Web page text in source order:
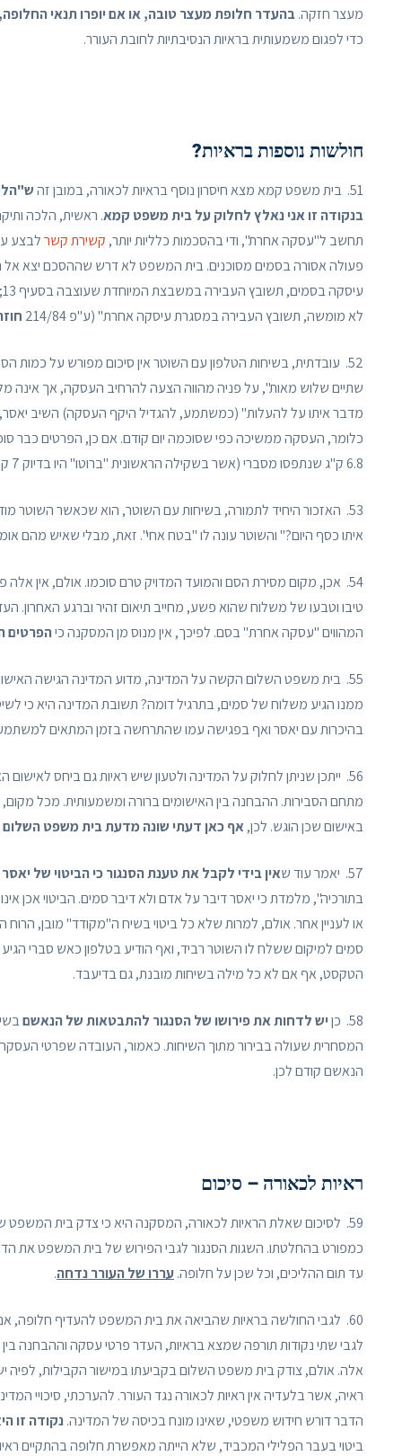
מעצר חזקה.בהעדר חלופת מעצר טובה, או אם יופרו תנאי
כדי לפגום משמעותית בראיות הנסיבתיות לחובת העורר.
חולשות נוספות בראיות?
51. בית משפט קמא מצא חיסרון נוסף בראיות לכאורה, במובן זה
בנקודה זו אני נאלץ לחלוק על בית משפט קמא. ראשית, הלכה
תחשב ל"עסקה אחרת", ודי בהסכמות כלליות יותר, קשירת קשרלבצע
פעולה אסורה בסמים מסוכנים. בית המשפט לא דרש שההסכם יצא
לא מומשה, תשובץ העבירה במסגרת עיסקה אחרת" (ע"פ 214/84
52. עובדתית, בשיחות הטלפון עם השוטר אין סיכום מפורש על כמות
שתיים שלוש מאות", על פניה מהווה הצעה להרחיב העסקה, אך
מדבר איתו על להעלות" (כמשתמע, להגדיל היקף העסקה) השיב
כלומר, העסקה ממשיכה כפי שסוכמה יום קודם. אם כן, הפרטים כבר
6.8 ק"ג שנתפסו מסברי (אשר בשקילה הראשונית "ברוטו" היו בדיוק 7 ק"ג (ראו הדו"ח של רס"ר ליאור סויסה)).
53. האזכור היחיד לתמורה, בשיחות עם השוטר, הוא שכאשר השוטר
איתו כסף היום?" והשוטר עונה לו "בטח אחי". זאת, מבלי שאיש מהם
54. אכן, מקום מסירת הסם והמועד המדויק טרם סוכמו. אולם, אין
טיבו וטבעו של משלוח שהוא פשע, מחייב תיאום זהיר וברגע
המהווים "עסקה אחרת" בסם. לפיכך, אין מנוס מן המסקנה כיהפרטים
55. בית משפט השלום הקשה על המדינה, מדוע המדינה הגישה האישום ביחס לעסקה עם יאסר, אך
ממנו הגיע משלוח של סמים, בתרגיל דומה? תשובת המדינה היא כי
בהיכרות עם יאסר ואף בפגישה עמו שהתרחשה בזמן המתאים
56. ייתכן שניתן לחלוק על המדינה ולטעון שיש ראיות גם ביחס
מתחם הסבירות. ההבחנה בין האישומים ברורה ומשמעותית. מכל
באישום שכן הוגש. לכן, אף כאן דעתי שונה מדעת בית משפט
57. יאמר עוד ש
אין בידי לקבל את טענת הסנגור כי הביטוי של
בתורכיה", מלמדת כי יאסר דיבר על אדם ולא דיבר סמים. הביטוי אכן
או לעניין אחר. אולם, למרות שלא כל ביטוי בשיח ה"מקודד" מובן,
סמים למיקום ששלח לו השוטר רביד, ואף הודיע בטלפון כאש סברי
הטקסט, אף אם לא כל מילה בשיחות מובנת, גם בדיעבד.
58. כן יש לדחות את פירושו של הסנגור להתבטאות של הנאשם
המסחרית שעולה בבירור מתוך השיחות. כאמור, העובדה שפרטי
הנאשם קודם לכן.
ראיות לכאורה – סיכום
59. לסיכום שאלת הראיות לכאורה, המסקנה היא כי צדק בית המשפט שאכן
כמפורט בהחלטתו. השגות הסנגור לגבי הפירוש של בית המשפט את
עד תום ההליכים, וכל שכן על חלופה.עררו של העורר נדחה.
60. לגבי החולשה בראיות שהביאה את בית המשפט להעדיף
לגבי שתי נקודות תורפה שמצא בראיות, העדר פרטי עסקה וההבחנה
אלה. אולם, צודק בית משפט השלום בקביעתו במישור הקבילות,
ראיה, אשר בלעדיה אין ראיות לכאורה נגד העורר. להערכתי, סיכויי
הדבר דורש חידוש משפטי, שאינו מונח בכיסה של המדינה.נקודה זו
ביטוי בעבר הפלילי המכביד, שלא הייתה מאפשרת חלופה בהתקיים